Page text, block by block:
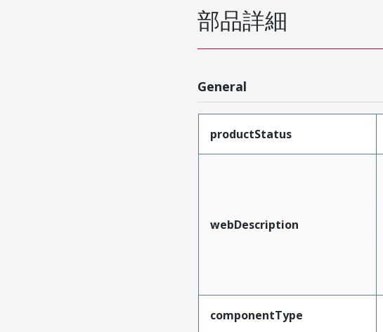
部品詳細
General
productStatus
webDescription
componentType